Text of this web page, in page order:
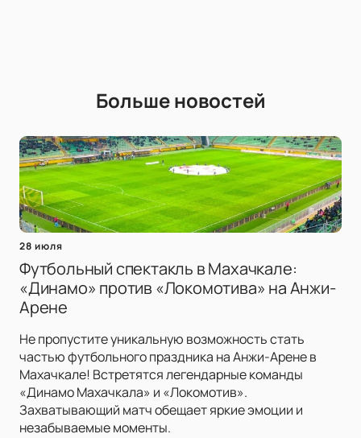
Больше новостей
28 июля
Футбольный спектакль в Махачкале:
«Динамо» против «Локомотива» на Анжи-
Арене
Не пропустите уникальную возможность стать
частью футбольного праздника на Анжи-Арене в
Махачкале! Встретятся легендарные команды
«Динамо Махачкала» и «Локомотив».
Захватывающий матч обещает яркие эмоции и
незабываемые моменты.